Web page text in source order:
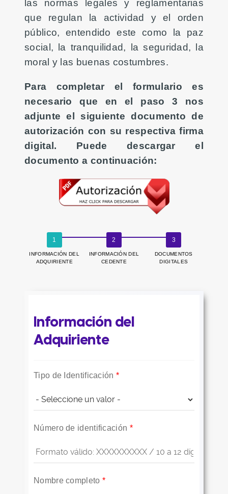
las normas legales y reglamentarias
que regulan la actividad y el orden
público, entendido este como la paz
social, la tranquilidad, la seguridad, la
moral y las buenas costumbres.
Para completar el formulario es
necesario que en el paso 3 nos
adjunte el siguiente documento de
autorización con su respectiva firma
digital. Puede descargar el
documento a continuación:
INFORMACIÓN DEL
ADQUIRIENTE
INFORMACIÓN DEL
CEDENTE
DOCUMENTOS
DIGITALES
Información del
Adquiriente
Tipo de Identificación *
Número de identificación *
Nombre completo *